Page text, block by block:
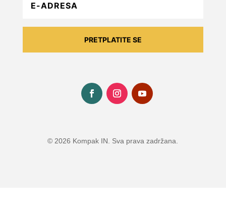
PRETPLATITE SE
© 2026 Kompak IN. Sva prava zadržana.